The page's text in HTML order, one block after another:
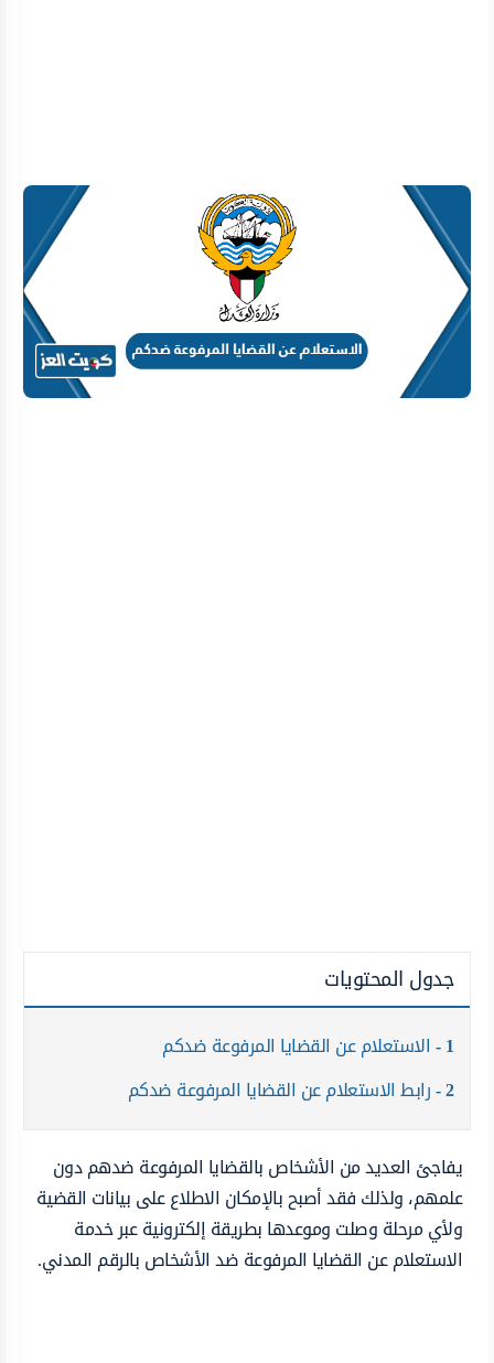
جدول المحتويات
1 الاستعلام عن القضايا المرفوعة ضدكم
2 رابط الاستعلام عن القضايا المرفوعة ضدكم
يفاجئ العديد من الأشخاص بالقضايا المرفوعة ضدهم دون
علمهم، ولذلك فقد أصبح بالإمكان الاطلاع على بيانات القضية
ولأي مرحلة وصلت وموعدها بطريقة إلكترونية عبر خدمة
الاستعلام عن القضايا المرفوعة ضد الأشخاص بالرقم المدني.